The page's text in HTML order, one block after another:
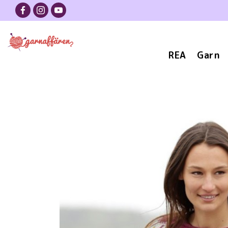
REA Garn